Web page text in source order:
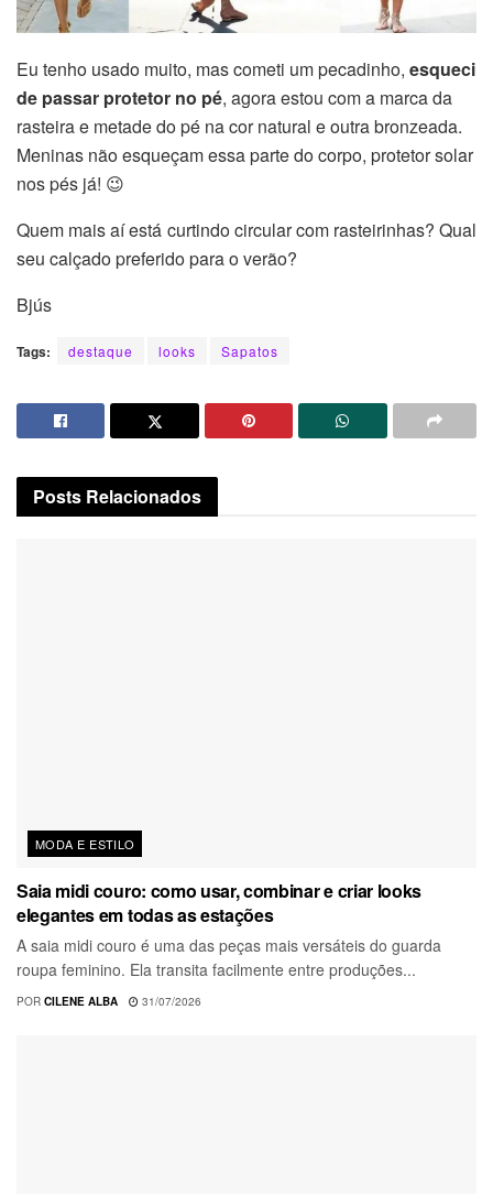
Eu tenho usado muito, mas cometi um pecadinho, esqueci
de passar protetor no pé, agora estou com a marca da
rasteira e metade do pé na cor natural e outra bronzeada.
Meninas não esqueçam essa parte do corpo, protetor solar
nos pés já! 😉
Quem mais aí está curtindo circular com rasteirinhas? Qual
seu calçado preferido para o verão?
Bjús
Tags: destaque looks Sapatos
Posts Relacionados
MODA E ESTILO
Saia midi couro: como usar, combinar e criar looks
elegantes em todas as estações
A saia midi couro é uma das peças mais versáteis do guarda
roupa feminino. Ela transita facilmente entre produções...
POR CILENE ALBA 31/07/2026